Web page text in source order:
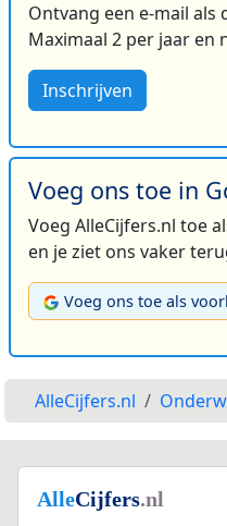
Ontvang een e-mail
Maximaal 2 per jaar en
Inschrijven
Voeg ons toe in
Voeg AlleCijfers.nl toe
en je ziet ons vaker
Voeg ons toe als
AlleCijfers.nl